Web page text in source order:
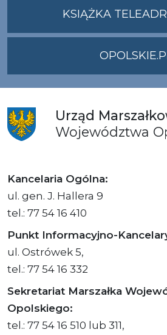
KSIĄŻKA
Urząd
Województwa
Kancelaria Ogólna:
ul. gen. J. Hallera 9
tel.: 77 54 16 410
Punkt Informacyjno-
ul. Ostrówek 5,
tel.: 77 54 16 332
Sekretariat Marszałka
Opolskiego:
tel.: 77 54 16 510 lub 311,